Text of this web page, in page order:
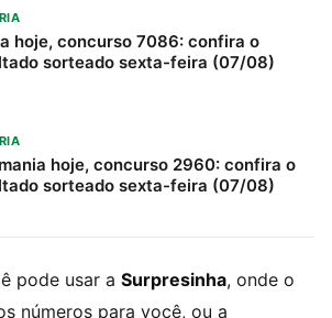
hoje, concurso 7086: confira o
sorteado sexta-feira (07/08)
hoje, concurso 2960: confira o
sorteado sexta-feira (07/08)
pode usar a Surpresinha, onde o
números para você, ou a